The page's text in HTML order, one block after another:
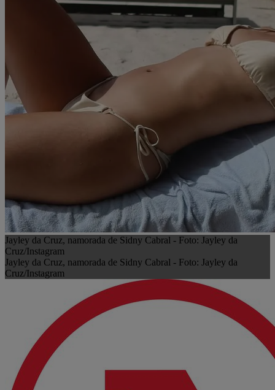
Jayley da Cruz, namorada de Sidny Cabral - Foto: Jayley da
Cruz/Instagram
Jayley da Cruz, namorada de Sidny Cabral - Foto: Jayley da
Cruz/Instagram